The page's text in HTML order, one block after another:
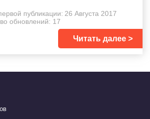
публикации: 26 Августа 2017
обновлений: 17
Читать далее